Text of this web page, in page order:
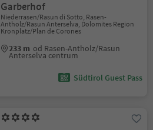
Garberhof
Niederrasen/Rasun di Sotto, Rasen-
Antholz/Rasun Anterselva, Dolomites Region
Kronplatz/Plan de Corones
233 m od Rasen-Antholz/Rasun
Anterselva centrum
Südtirol Guest Pass